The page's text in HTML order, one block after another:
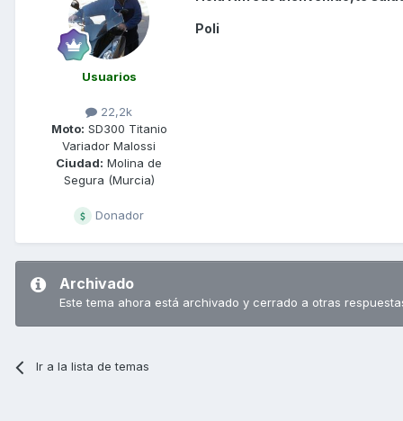
Usuarios
22,2k
Moto: SD300 Titanio
Variador Malossi
Ciudad: Molina de
Segura (Murcia)
Donador
Poli
Archivado
Este tema ahora está archivado y cerrado a otras
Ir a la lista de temas